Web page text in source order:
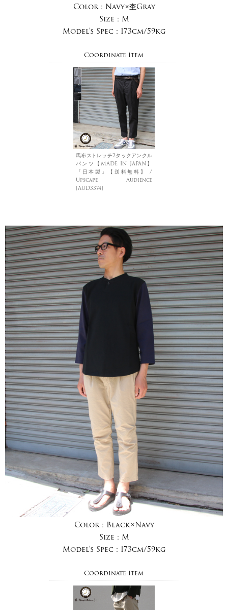
Color : Navy×杢Gray
Size : M
Model's Spec : 173cm/59kg
Coordinate Item
馬布ストレッチ2タックアンクル
パンツ【MADE IN JAPAN】
『日本製』【送料無料】 /
Upscape Audience
[AUD3374]
Color : Black×Navy
Size : M
Model's Spec : 173cm/59kg
Coordinate Item